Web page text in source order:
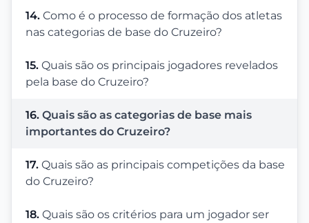
14. Como é o processo de formação dos atletas
nas categorias de base do Cruzeiro?
15. Quais são os principais jogadores revelados
pela base do Cruzeiro?
16. Quais são as categorias de base mais
importantes do Cruzeiro?
17. Quais são as principais competições da base
do Cruzeiro?
18. Quais são os critérios para um jogador ser